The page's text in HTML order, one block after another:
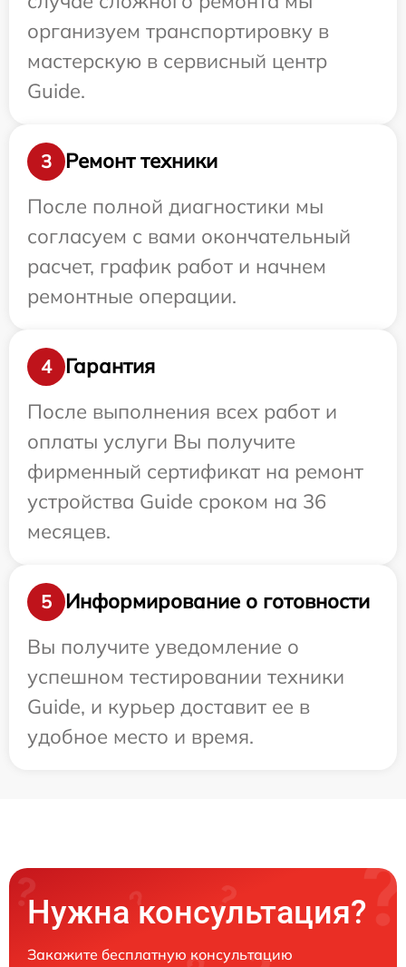
организуем транспортировку в
мастерскую в сервисный центр
Guide.
3
Ремонт техники
После полной диагностики мы
согласуем с вами окончательный
расчет, график работ и начнем
ремонтные операции.
4
Гарантия
После выполнения всех работ и
оплаты услуги Вы получите
фирменный сертификат на ремонт
устройства Guide сроком на 36
месяцев.
5
Информирование о готовности
Вы получите уведомление о
успешном тестировании техники
Guide, и курьер доставит ее в
удобное место и время.
Нужна консультация?
Закажите бесплатную консультацию